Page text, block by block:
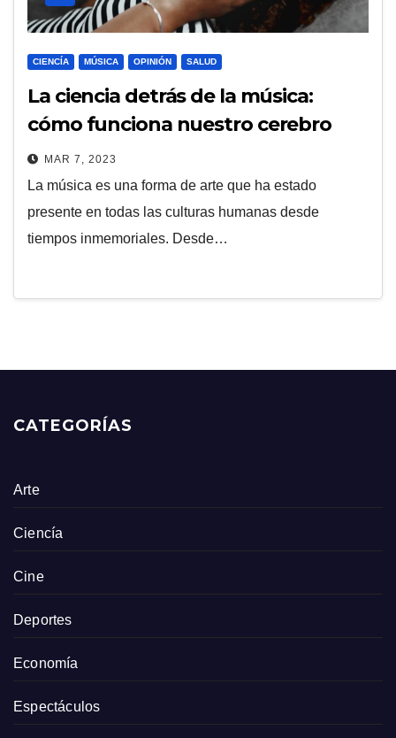
CIENCÍA MÚSICA OPINIÓN SALUD
La ciencia detrás de la música:
cómo funciona nuestro cerebro
cuando escuchamos música
MAR 7, 2023
La música es una forma de arte que ha estado
presente en todas las culturas humanas desde
tiempos inmemoriales. Desde…
CATEGORÍAS
Arte
Ciencía
Cine
Deportes
Economía
Espectáculos